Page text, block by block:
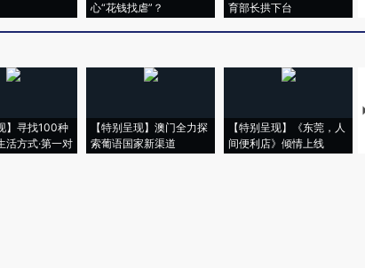
心“花钱找虐”？
育部长拱下台
】寻找100种
活方式·第一对
【特别呈现】澳门全力探
索葡语国家新渠道
【特别呈现】《东莞，人
间便利店》倾情上线